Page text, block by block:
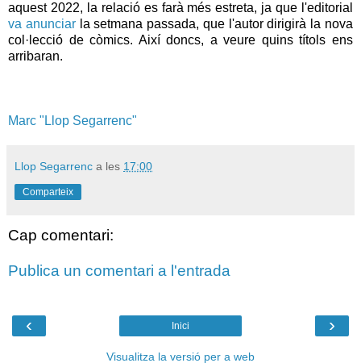
aquest 2022, la relació es farà més estreta, ja que l'editorial
va anunciarla setmana passada, que l'autor dirigirà la nova
col·lecció de còmics. Així doncs, a veure quins títols ens
arribaran.
Marc "Llop Segarrenc"
Llop Segarrenc a les 17:00
Comparteix
Cap comentari:
Publica un comentari a l'entrada
‹ ›
Inici
Visualitza la versió per a web